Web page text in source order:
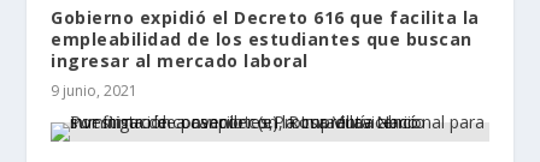
Gobierno expidió el Decreto 616 que facilita la
empleabilidad de los estudiantes que buscan
ingresar al mercado laboral
9 junio, 2021